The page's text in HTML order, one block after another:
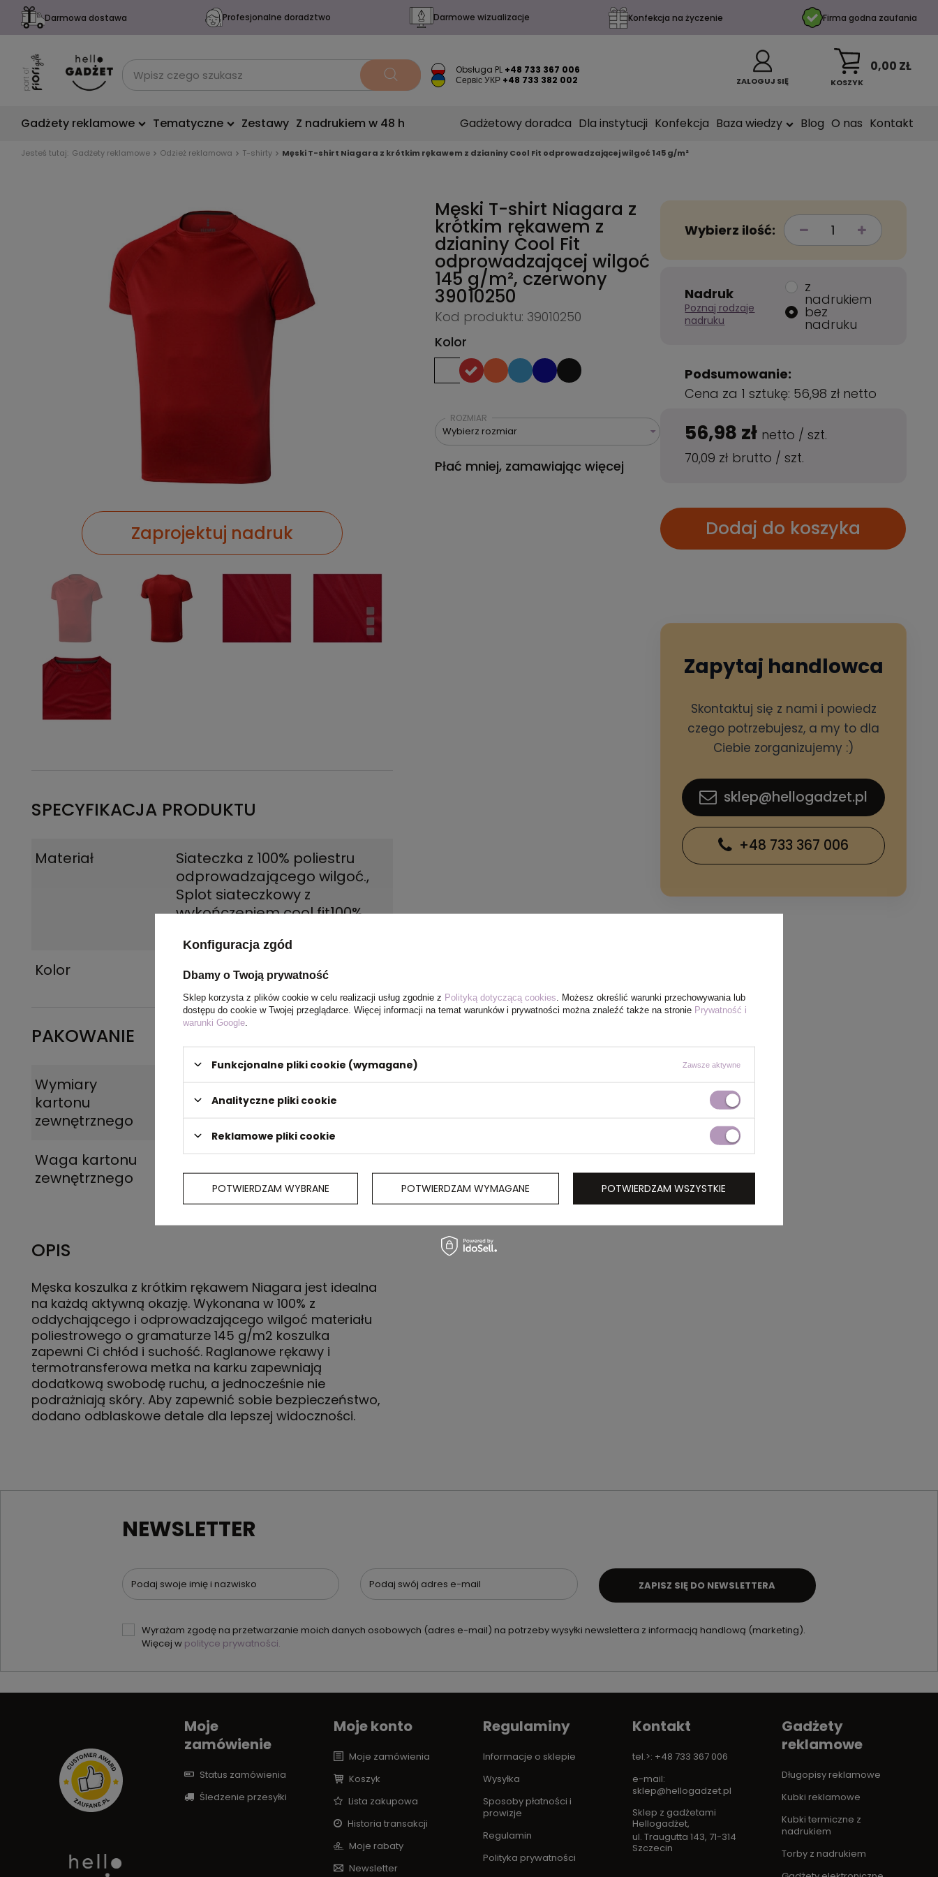
Darmowa dostawa Profesjonalne doradztwo Darmowe wizualizacje Konfekcja na życzenie Firma godna zaufania
Obsługa PL +48 733 367 006
Сервіс УКР +48 733 382 002 ZALOGUJ SIĘ KOSZYK
0,00 ZŁ
Gadżety reklamowe Tematyczne Zestawy Z nadrukiem w 48 h Gadżetowy doradca Dla instytucji Konfekcja Baza wiedzy Blog O nas Kontakt
Jesteś tutaj: Gadżety reklamowe Odzież reklamowa T-shirty Męski T-shirt Niagara z krótkim rękawem z dzianiny Cool Fit odprowadzającej wilgoć 145 g/m²
Zaprojektuj nadruk
SPECYFIKACJA PRODUKTU
Materiał
Siateczka z 100% poliestru
odprowadzającego wilgoć.,
Splot siateczkowy z
wykończeniem cool fit100%
Kolor
czerwony
PAKOWANIE
Wymiary
kartonu
zewnętrznego
cm
Waga kartonu
zewnętrznego
8 kg
OPIS
Męska koszulka z krótkim rękawem Niagara jest idealna
na każdą aktywną okazję. Wykonana w 100% z
oddychającego i odprowadzającego wilgoć materiału
poliestrowego o gramaturze 145 g/m2 koszulka
zapewni Ci chłód i suchość. Raglanowe rękawy i
termotransferowa metka na karku zapewniają
dodatkową swobodę ruchu, a jednocześnie nie
podrażniają skóry. Aby zapewnić sobie bezpieczeństwo,
dodano odblaskowe detale dla lepszej widoczności.
Męski T-shirt Niagara z
krótkim rękawem z
dzianiny Cool Fit
odprowadzającej wilgoć
145 g/m², czerwony
39010250
Kod produktu: 39010250
Kolor
ROZMIAR
Wybierz rozmiar
Płać mniej, zamawiając więcej
Wybierz ilość:
Nadruk
Poznaj rodzaje
nadruku
z
nadrukiem
bez
nadruku
Podsumowanie:
Cena za 1 sztukę: 56,98 zł netto
56,98 zł netto /szt.
70,09 zł brutto /szt.
Dodaj do koszyka
Zapytaj handlowca
Skontaktuj się z nami i powiedz
czego potrzebujesz, a my to dla
Ciebie zorganizujemy :)
sklep@hellogadzet.pl
+48 733 367 006
NEWSLETTER
Podaj swoje imię i nazwisko Podaj swój adres e-mail
Wyrażam zgodę na przetwarzanie moich danych osobowych (adres e-mail) na potrzeby wysyłki newslettera z informacją handlową (marketing).
Więcej w polityce prywatności.
ZAPISZ SIĘ DO NEWSLETTERA
Moje
zamówienie
Status zamówienia
Śledzenie przesyłki
Moje konto
Moje zamówienia
Koszyk
Lista zakupowa
Historia transakcji
Moje rabaty
Newsletter
Regulaminy
Informacje o sklepie
Wysyłka
Sposoby płatności i
prowizje
Regulamin
Polityka prywatności
Kontakt
tel.>: +48 733 367 006
e-mail:
sklep@hellogadzet.pl
Sklep z gadżetami
Hellogadżet,
ul. Traugutta 143, 71-314
Szczecin
Gadżety
reklamowe
Długopisy reklamowe
Kubki reklamowe
Kubki termiczne z
nadrukiem
Torby z nadrukiem
Konfiguracja zgód
Dbamy o Twoją prywatność
Sklep korzysta z plików cookie w celu realizacji usług zgodnie z Polityką dotyczącą cookies . Możesz określić warunki przechowywania lub
dostępu do cookie w Twojej przeglądarce. Więcej informacji na temat warunków i prywatności można znaleźć także na stronie Prywatność i
warunki Google
Funkcjonalne pliki cookie (wymagane) Zawsze aktywne
Analityczne pliki cookie
Reklamowe pliki cookie
POTWIERDZAM WYBRANE POTWIERDZAM WYMAGANE POTWIERDZAM WSZYSTKIE